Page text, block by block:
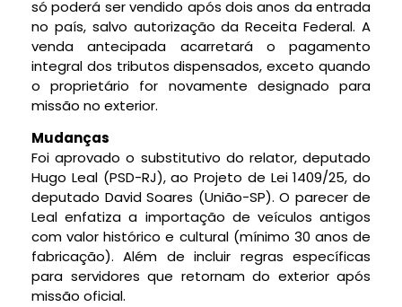
só poderá ser vendido após dois anos da entrada
no país, salvo autorização da Receita Federal. A
venda antecipada acarretará o pagamento
integral dos tributos dispensados, exceto quando
o proprietário for novamente designado para
missão no exterior.
Mudanças
Foi aprovado o substitutivo do relator, deputado
Hugo Leal (PSD-RJ), ao Projeto de Lei 1409/25, do
deputado David Soares (União-SP). O parecer de
Leal enfatiza a importação de veículos antigos
com valor histórico e cultural (mínimo 30 anos de
fabricação). Além de incluir regras específicas
para servidores que retornam do exterior após
missão oficial.